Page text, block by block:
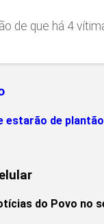
de que há 4
estarão de plantão
do Povo no